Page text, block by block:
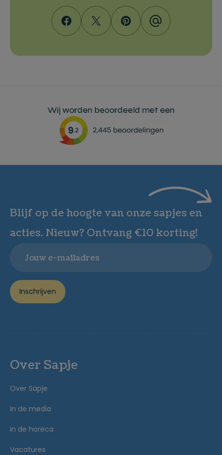
Wij worden beoordeeld met een
Blijf op de hoogte van onze sapjes en
acties. Nieuw? Ontvang €10 korting!
Inschrijven
Over Sapje
Over Sapje
In de media
In de horeca
Vacatures